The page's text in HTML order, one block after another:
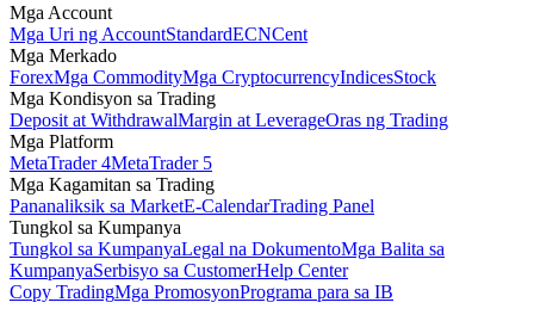
Mga Account
Mga Uri ng AccountStandardECNCent
Mga Merkado
ForexMga CommodityMga CryptocurrencyIndicesStock
Mga Kondisyon sa Trading
Deposit at WithdrawalMargin at LeverageOras ng Trading
Mga Platform
MetaTrader 4MetaTrader 5
Mga Kagamitan sa Trading
Pananaliksik sa MarketE-CalendarTrading Panel
Tungkol sa Kumpanya
Tungkol sa KumpanyaLegal na DokumentoMga Balita sa
KumpanyaSerbisyo sa CustomerHelp Center
Copy TradingMga PromosyonPrograma para sa IB